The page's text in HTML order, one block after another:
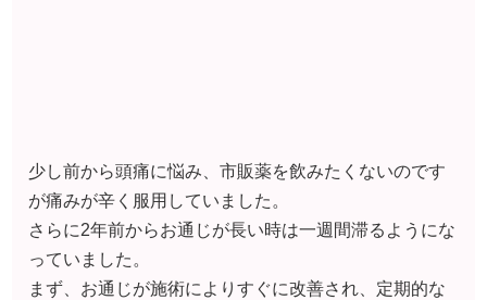
私は最初、姿勢が悪く壁越しに立った時に頭が壁につ
かなかったのですが、施術後にはべったりと壁に頭が
付いたのでびっくりしました。
髙山院長は高校生の私でも分かるように説明をして下